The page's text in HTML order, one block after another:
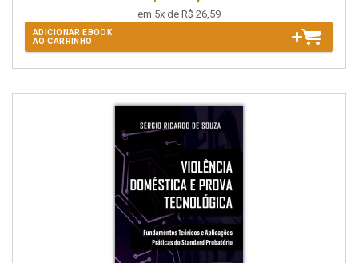
em 5x de R$ 26,59
ADICIONAR EBOOK
AO CARRINHO